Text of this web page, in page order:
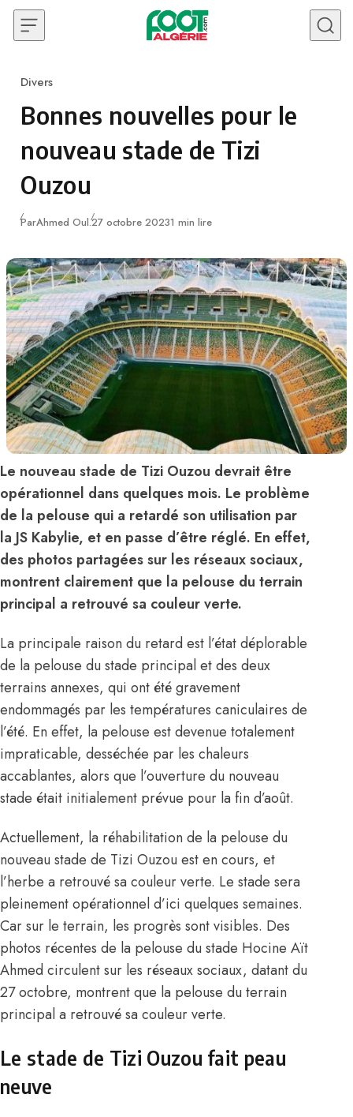
Skip to content
Category
Divers
Bonnes nouvelles pour le
nouveau stade de Tizi
Ouzou
ParAhmed Oul.Publié
27 octobre 20231 min lire
Le nouveau stade de Tizi Ouzou devrait être
opérationnel dans quelques mois. Le problème
de la pelouse qui a retardé son utilisation par
la JS Kabylie, et en passe d’être réglé. En effet,
des photos partagées sur les réseaux sociaux,
montrent clairement que la pelouse du terrain
principal a retrouvé sa couleur verte.
La principale raison du retard est l’état déplorable
de la pelouse du stade principal et des deux
terrains annexes, qui ont été gravement
endommagés par les températures caniculaires de
l’été. En effet, la pelouse est devenue totalement
impraticable, desséchée par les chaleurs
accablantes, alors que l’ouverture du nouveau
stade était initialement prévue pour la fin d’août.
Actuellement, la réhabilitation de la pelouse du
nouveau stade de Tizi Ouzou est en cours, et
l’herbe a retrouvé sa couleur verte. Le stade sera
pleinement opérationnel d’ici quelques semaines.
Car sur le terrain, les progrès sont visibles. Des
photos récentes de la pelouse du stade Hocine Aït
Ahmed circulent sur les réseaux sociaux, datant du
27 octobre, montrent que la pelouse du terrain
principal a retrouvé sa couleur verte.
Le stade de Tizi Ouzou fait peau
neuve